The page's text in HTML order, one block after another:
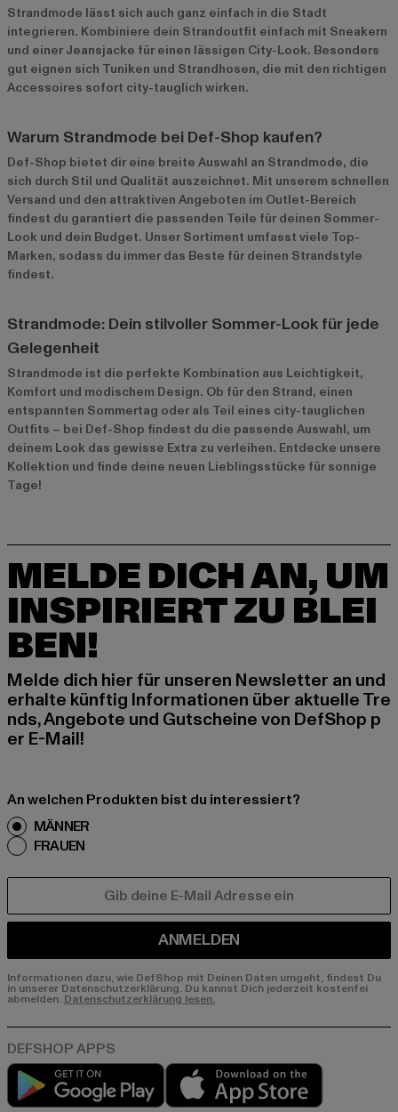
Strandmode lässt sich auch ganz einfach in die Stadt
integrieren. Kombiniere dein Strandoutfit einfach mit Sneakern
und einer Jeansjacke für einen lässigen City-Look. Besonders
gut eignen sich Tuniken und Strandhosen, die mit den richtigen
Accessoires sofort city-tauglich wirken.
Warum Strandmode bei Def-Shop kaufen?
Def-Shop bietet dir eine breite Auswahl an Strandmode, die
sich durch Stil und Qualität auszeichnet. Mit unserem schnellen
Versand und den attraktiven Angeboten im Outlet-Bereich
findest du garantiert die passenden Teile für deinen Sommer-
Look und dein Budget. Unser Sortiment umfasst viele Top-
Marken, sodass du immer das Beste für deinen Strandstyle
findest.
Strandmode: Dein stilvoller Sommer-Look für jede
Gelegenheit
Strandmode ist die perfekte Kombination aus Leichtigkeit,
Komfort und modischem Design. Ob für den Strand, einen
entspannten Sommertag oder als Teil eines city-tauglichen
Outfits – bei Def-Shop findest du die passende Auswahl, um
deinem Look das gewisse Extra zu verleihen. Entdecke unsere
Kollektion und finde deine neuen Lieblingsstücke für sonnige
Tage!
MELDE DICH AN, UM
INSPIRIERT ZU BLEI
BEN!
Melde dich hier für unseren Newsletter an und
erhalte künftig Informationen über aktuelle Tre
nds, Angebote und Gutscheine von DefShop p
er E-Mail!
An welchen Produkten bist du interessiert?
MÄNNER
FRAUEN
ANMELDEN
Informationen dazu, wie DefShop mit Deinen Daten umgeht, findest Du
in unserer Datenschutzerklärung. Du kannst Dich jederzeit kostenfei
abmelden. Datenschutzerklärung lesen.
Play market